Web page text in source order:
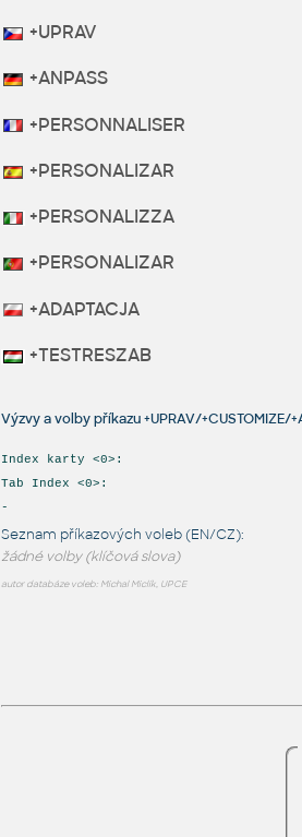
+UPRAV
+ANPASS
+PERSONNALISER
+PERSONALIZAR
+PERSONALIZZA
+PERSONALIZAR
+ADAPTACJA
+TESTRESZAB
Výzvy a volby příkazu +UPRAV/+CUSTOMIZE/
Index karty <0>:
Tab Index <0>:
-
Seznam příkazových voleb (EN/CZ):
žádné volby (klíčová slova)
autor databáze voleb: Michal Miclík, UPCE